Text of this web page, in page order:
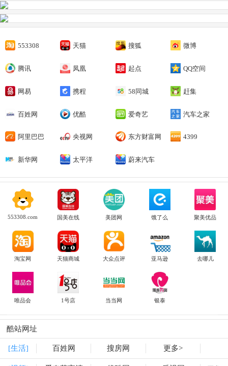
553308 天猫 搜狐 微博
腾讯 凤凰 起点 QQ空间
网易 携程 58同城 赶集
百姓网 优酷 爱奇艺 汽车之家
阿里巴巴 央视网 东方财富网 4399
新华网 太平洋 蔚来汽车
553308.com 国美在线 美团网 饿了么 聚美优品
淘宝网 天猫商城 大众点评 亚马逊 去哪儿
唯品会 1号店 当当网 银泰
酷站网址
[生活] 百姓网 搜房网 更多>